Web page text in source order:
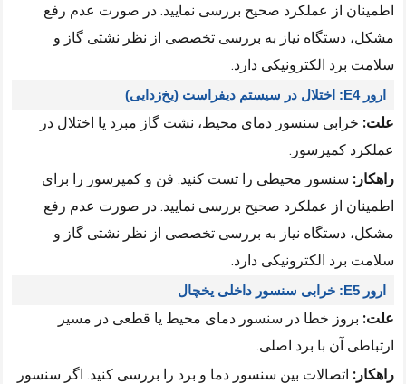
اطمینان از عملکرد صحیح بررسی نمایید. در صورت عدم رفع
مشکل، دستگاه نیاز به بررسی تخصصی از نظر نشتی گاز و
سلامت برد الکترونیکی دارد.
ارور E4: اختلال در سیستم دیفراست (یخ‌زدایی)
علت: خرابی سنسور دمای محیط، نشت گاز مبرد یا اختلال در
عملکرد کمپرسور.
راهکار: سنسور محیطی را تست کنید. فن و کمپرسور را برای
اطمینان از عملکرد صحیح بررسی نمایید. در صورت عدم رفع
مشکل، دستگاه نیاز به بررسی تخصصی از نظر نشتی گاز و
سلامت برد الکترونیکی دارد.
ارور E5: خرابی سنسور داخلی یخچال
علت: بروز خطا در سنسور دمای محیط یا قطعی در مسیر
ارتباطی آن با برد اصلی.
راهکار: اتصالات بین سنسور دما و برد را بررسی کنید. اگر سنسور